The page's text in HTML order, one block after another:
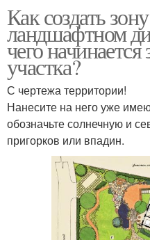
Как создать
ландшафтном
чего
участка?
С чертежа территории!
Нанесите на него уже
обозначьте солнечную и
пригорков или впадин.